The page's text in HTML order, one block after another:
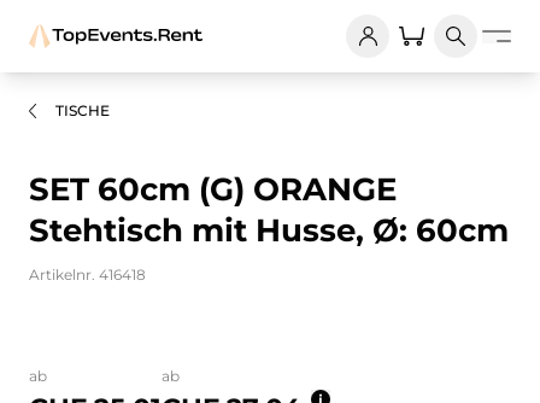
TISCHE
SET 60cm (G) ORANGE
Stehtisch mit Husse, Ø: 60cm
Artikelnr. 416418
ab ab